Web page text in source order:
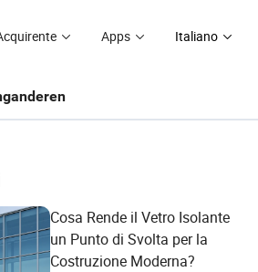
Apps Italiano
anderen
Cosa Rende il Vetro Isolante
un Punto di Svolta per la
Costruzione Moderna?